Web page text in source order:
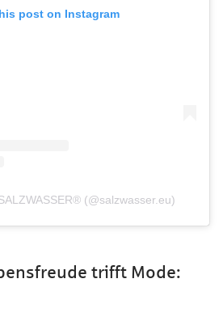
post on Instagram
(@salzwasser.eu)
trifft Mode: